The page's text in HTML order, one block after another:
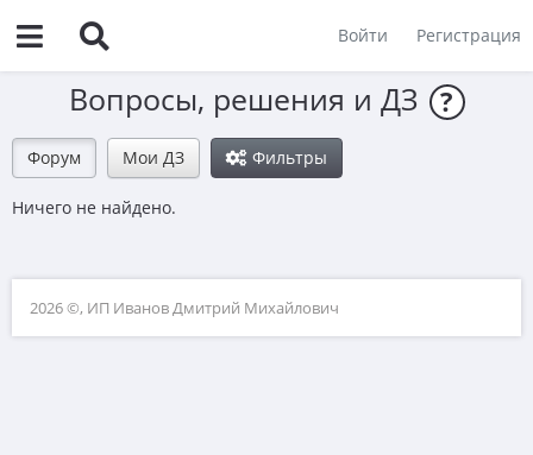
Войти Регистрация
Вопросы, решения и ДЗ ?
Форум Мои ДЗ Фильтры
Ничего не найдено.
2026 ©, ИП Иванов Дмитрий Михайлович